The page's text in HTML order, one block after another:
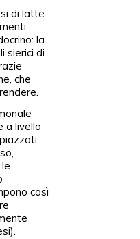
di latte
la
sierici di
che
a livello
così